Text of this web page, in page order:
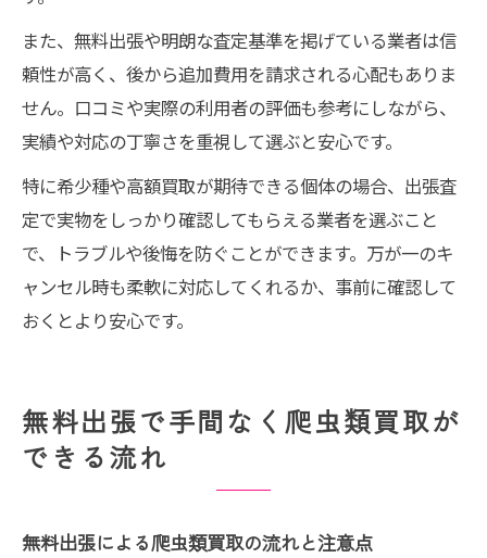
また、無料出張や明朗な査定基準を掲げている業者は信
頼性が高く、後から追加費用を請求される心配もありま
せん。口コミや実際の利用者の評価も参考にしながら、
実績や対応の丁寧さを重視して選ぶと安心です。
特に希少種や高額買取が期待できる個体の場合、出張査
定で実物をしっかり確認してもらえる業者を選ぶこと
で、トラブルや後悔を防ぐことができます。万が一のキ
ャンセル時も柔軟に対応してくれるか、事前に確認して
おくとより安心です。
無料出張で手間なく爬虫類買取が
できる流れ
無料出張による爬虫類買取の流れと注意点